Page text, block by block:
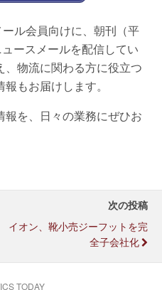
ル会員向けに、朝刊（平
ースメールを配信してい
、物流に関わる方に役立つ
もお届けします。
報を、日々の業務にぜひお
次の投稿
イオン、靴小売ジーフットを完
全子会社化
TODAY